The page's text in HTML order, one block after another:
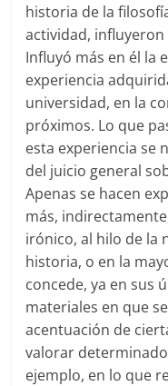
historia de la
actividad, influyeron
Influyó más en él la
experiencia
universidad, en la
próximos. Lo que
esta experiencia se
del juicio general
Apenas se hacen
más,
irónico, al hilo de la
historia, o en la
concede, ya en sus
materiales en que
acentuación de
valorar
ejemplo, en lo que